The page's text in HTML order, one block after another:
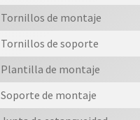
Tornillos de montaje
Tornillos de soporte
Plantilla de montaje
Soporte de montaje